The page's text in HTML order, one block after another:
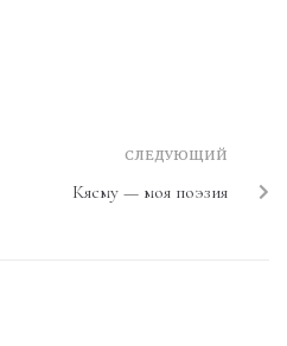
СЛЕДУЮЩИЙ
Кясму — моя поэзия